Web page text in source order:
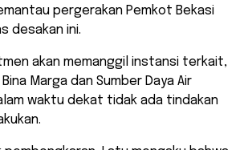
pergerakan Pemkot Bekasi
desakan ini.
akan memanggil instansi terkait,
Marga dan Sumber Daya Air
waktu dekat tidak ada tindakan